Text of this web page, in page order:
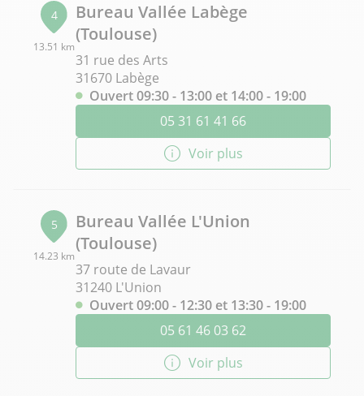
4
13.51 km
Bureau Vallée Labège
(Toulouse)
31 rue des Arts
31670 Labège
Ouvert 09:30 - 13:00 et 14:00 - 19:00
05 31 61 41 66
Voir plus
5
14.23 km
Bureau Vallée L'Union
(Toulouse)
37 route de Lavaur
31240 L'Union
Ouvert 09:00 - 12:30 et 13:30 - 19:00
05 61 46 03 62
Voir plus